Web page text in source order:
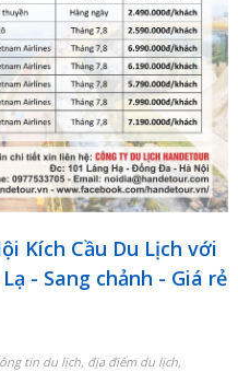
Kích Cầu Du Lịch với
- Sang chảnh - Giá rẻ
tin du lịch, địa điểm du lịch,